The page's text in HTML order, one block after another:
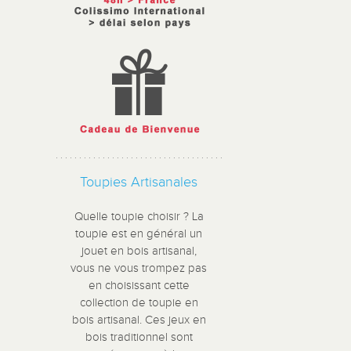
Toupies Artisanales
Quelle toupie choisir ? La
toupie est en général un
jouet en bois artisanal,
vous ne vous trompez pas
en choisissant cette
collection de toupie en
bois artisanal. Ces jeux en
bois traditionnel sont